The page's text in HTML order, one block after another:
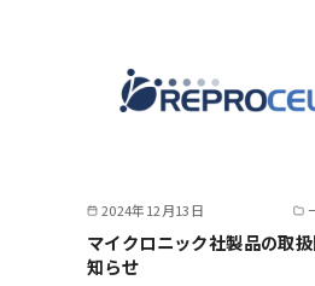
2024年12月13日
マイクロニック社製品の取
知らせ